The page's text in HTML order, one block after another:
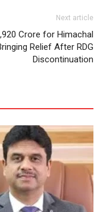
Next article
Crore for Himachal
Relief After RDG
Discontinuation